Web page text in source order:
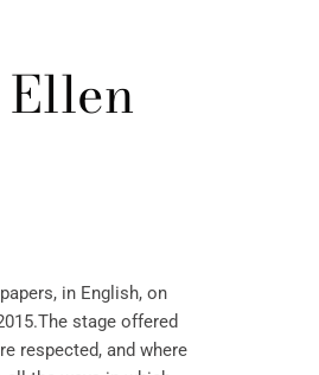
in English, on
stage offered
respected, and where